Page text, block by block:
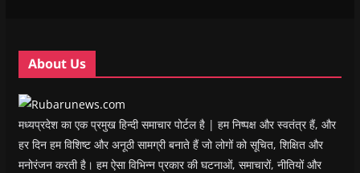
About Us
मध्यप्रदेश का एक प्रमुख हिन्दी समाचार पोर्टल है | हम निष्पक्ष और स्वतंत्र हैं, और
हर दिन हम विशिष्ट और अनूठी सामग्री बनाते हैं जो लोगों को सूचित, शिक्षित और
मनोरंजन करती है। हम ऐसा विभिन्न प्रकार की घटनाओं, समाचारों, नीतियों और